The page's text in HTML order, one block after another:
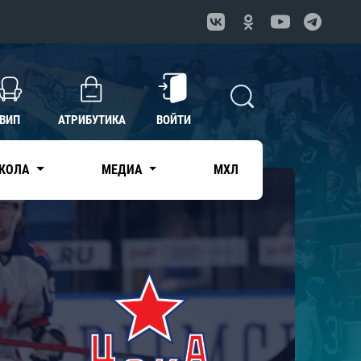
ВИП АТРИБУТИКА ВОЙТИ
МЕДИА МХЛ